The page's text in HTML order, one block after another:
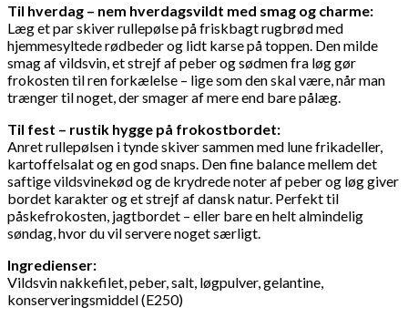
Til hverdag – nem hverdagsvildt med smag og charme:
Læg et par skiver rullepølse på friskbagt rugbrød med
hjemmesyltede rødbeder og lidt karse på toppen. Den milde
smag af vildsvin, et strejf af peber og sødmen fra løg gør
frokosten til ren forkælelse – lige som den skal være, når man
trænger til noget, der smager af mere end bare pålæg.
Til fest – rustik hygge på frokostbordet:
Anret rullepølsen i tynde skiver sammen med lune frikadeller,
kartoffelsalat og en god snaps. Den fine balance mellem det
saftige vildsvinekød og de krydrede noter af peber og løg giver
bordet karakter og et strejf af dansk natur. Perfekt til
påskefrokosten, jagtbordet – eller bare en helt almindelig
søndag, hvor du vil servere noget særligt.
Ingredienser:
Vildsvin nakkefilet, peber, salt, løgpulver, gelantine,
konserveringsmiddel (E250)